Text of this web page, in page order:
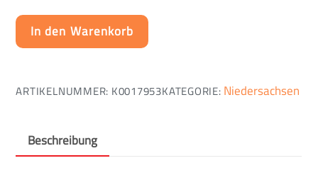
In den Warenkorb
ARTIKELNUMMER: K0017953KATEGORIE: Niedersachsen
Beschreibung